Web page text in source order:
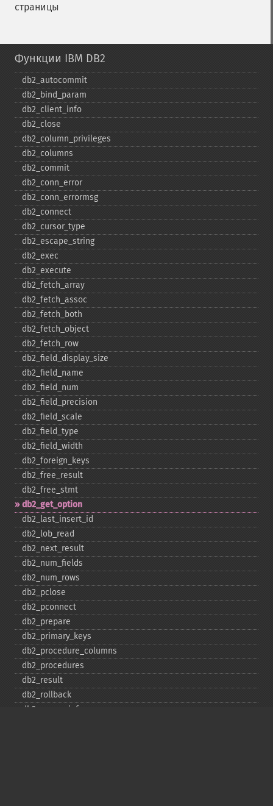
страницы
Функции IBM DB2
db2_​autocommit
db2_​bind_​param
db2_​client_​info
db2_​close
db2_​column_​privileges
db2_​columns
db2_​commit
db2_​conn_​error
db2_​conn_​errormsg
db2_​connect
db2_​cursor_​type
db2_​escape_​string
db2_​exec
db2_​execute
db2_​fetch_​array
db2_​fetch_​assoc
db2_​fetch_​both
db2_​fetch_​object
db2_​fetch_​row
db2_​field_​display_​size
db2_​field_​name
db2_​field_​num
db2_​field_​precision
db2_​field_​scale
db2_​field_​type
db2_​field_​width
db2_​foreign_​keys
db2_​free_​result
db2_​free_​stmt
db2_​get_​option
db2_​last_​insert_​id
db2_​lob_​read
db2_​next_​result
db2_​num_​fields
db2_​num_​rows
db2_​pclose
db2_​pconnect
db2_​prepare
db2_​primary_​keys
db2_​procedure_​columns
db2_​procedures
db2_​result
db2_​rollback
db2_​server_​info